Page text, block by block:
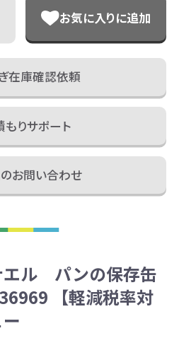
お気に入りに追加
在庫確認依頼
もりサポート
お問い合わせ
エル パンの保存缶
【軽減税率対